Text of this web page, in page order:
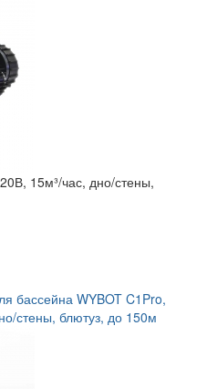
15м³/час, дно/стены,
бассейна WYBOT C1Pro,
стены, блютуз, до 150м